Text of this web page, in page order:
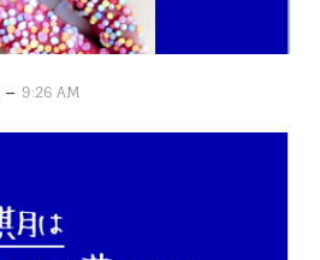
– 9:26 AM